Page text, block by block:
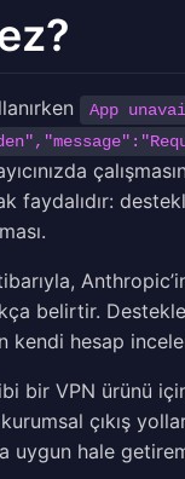
App
faydalıdır:
belirtir.
kendi hesap
bir VPN ürünü
kurumsal çıkış
uygun hale